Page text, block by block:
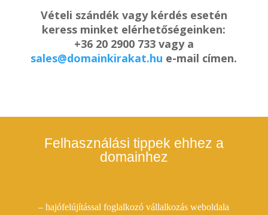
Vételi szándék vagy kérdés esetén
keress minket elérhetőségeinken:
+36 20 2900 733 vagy a
sales@domainkirakat.hu e-mail címen.
Felhasználási tippek ehhez a
domainhez
– hajófelújítással foglalkozó vállalkozás weboldala